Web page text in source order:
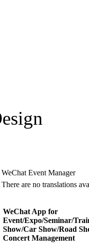
WeChat Event Manager
There are no translations
WeChat App for
Event/Expo/Seminar/
Show/Car Show/Road
Concert Management